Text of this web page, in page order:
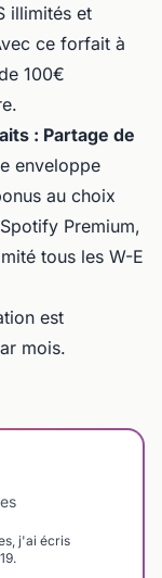
illimités et
ce forfait à
100€
: Partage de
enveloppe
au choix
Premium,
tous les W-E
est
mois.
j'ai écris